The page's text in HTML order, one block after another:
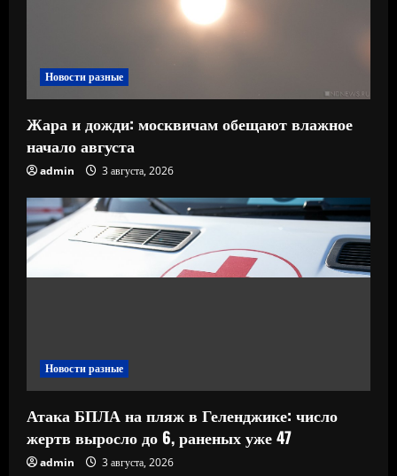
Новости разные
Жара и дожди: москвичам обещают влажное
начало августа
admin 3 августа, 2026
Новости разные
Атака БПЛА на пляж в Геленджике: число
жертв выросло до 6, раненых уже 47
admin 3 августа, 2026